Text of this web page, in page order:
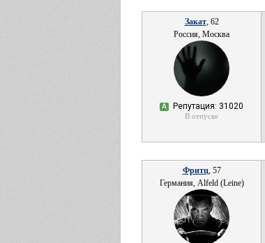
Закат, 62
Россия, Москва
А Репутация: 31020
В отпуске
Фритц, 57
Германия, Alfeld (Leine)